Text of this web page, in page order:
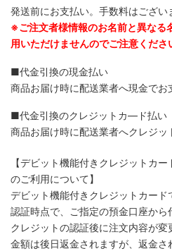
発送前にお支払い。手数料はござい
※ご注文者様情報のお名前と異なる
用いただけませんのでご注意くださ
■代金引換の現金払い
商品お届け時に配送業者へ現金でお
■代金引換のクレジットカ―ド払い
商品お届け時に配送業者へクレジッ
【デビット機能付きクレジットカー
のご利用について】
デビット機能付きクレジットカー
認証時点で、ご指定の預金口座から
クレジットの認証後に注文内容が
金額は後日返金されますが、返金